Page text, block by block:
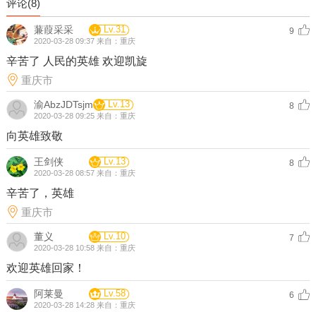
评论(8)
蒹葭采采 Lv.31
2020-03-28 09:37 来自：重庆
9
辛苦了 人民的英雄 欢迎凯旋
重庆市
渝AbzJDTsjm Lv.13
2020-03-28 09:25 来自：重庆
8
向英雄致敬
王剑侠 Lv.13
2020-03-28 08:57 来自：重庆
8
辛苦了，英雄
重庆市
董义 Lv.10
2020-03-28 10:58 来自：重庆
7
欢迎英雄回家！
阿莱曼 Lv.58
2020-03-28 14:28 来自：重庆
6